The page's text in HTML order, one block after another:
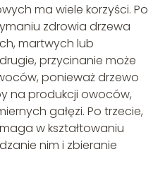
ma wiele korzyści. Po
zdrowia drzewa
martwych lub
przycinanie może
ponieważ drzewo
na produkcji owoców,
gałęzi. Po trzecie,
w kształtowaniu
nim i zbieranie